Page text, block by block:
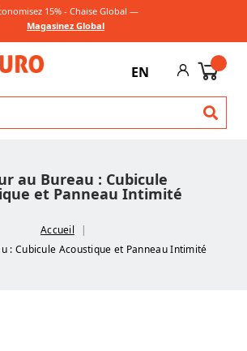
15% - Chaise Global —
Magasinez Global
EN
au Bureau : Cubicule
et Panneau Intimité
Accueil
: Cubicule Acoustique et Panneau Intimité